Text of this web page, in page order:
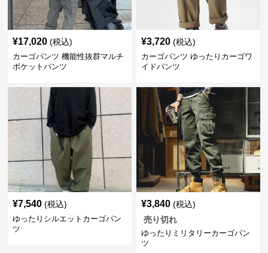
¥17,020 (税込)
カーゴパンツ 機能性抜群マルチ
ポケットパンツ
¥3,720 (税込)
カーゴパンツ ゆったりカーゴワ
イドパンツ
¥7,540 (税込)
ゆったりシルエットカーゴパン
ツ
¥3,840 (税込)
売り切れ
ゆったりミリタリーカーゴパン
ツ